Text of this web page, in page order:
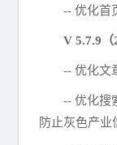
-- 优化首
V 5.7.9（
-- 优化文
-- 优化搜
防止灰色产业